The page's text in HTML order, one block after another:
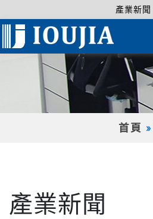
產業新聞
首頁
產業新聞